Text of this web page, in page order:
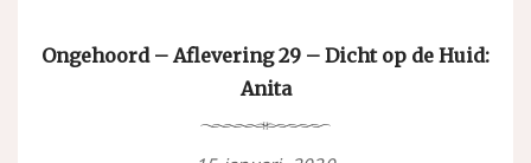
Ongehoord – Aflevering 29 – Dicht op de Huid:
Anita